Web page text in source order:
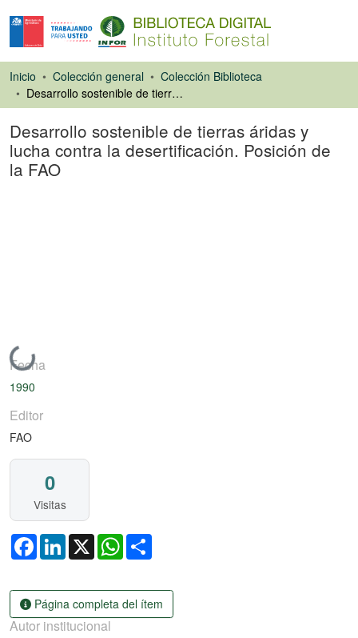
Inicio Colección general
Colección Biblioteca
Desarrollo sostenible de tierras áridas y lucha contra la desertificación. Posición de la FAO
Desarrollo sostenible de tierras áridas y
lucha contra la desertificación. Posición de
la FAO
Cargando...
Fecha
1990
Editor
FAO
0
Visitas
FacebookLinkedIn
X WhatsApp
Página completa del ítem
Autor institucional